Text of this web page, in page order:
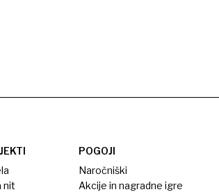
nit
POGOJI
Naročniški
Akcije in nagradne igre